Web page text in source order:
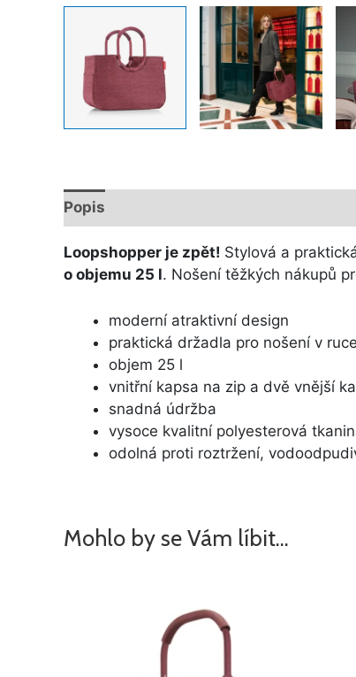
Popis
Loopshopper je zpět! Stylová a
o objemu 25 l. Nošení těžkých nákupů
moderní atraktivní design
praktická držadla pro nošení v
objem 25 l
vnitřní kapsa na zip a dvě vnější
snadná údržba
vysoce kvalitní polyesterová
odolná proti roztržení,
Mohlo by se Vám líbit…